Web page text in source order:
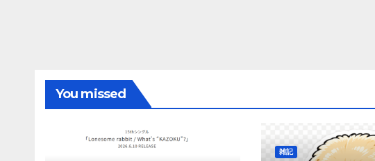
You missed
雑記